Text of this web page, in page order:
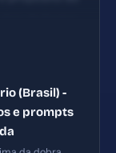
títulos e
(Brasil) -
e prompts